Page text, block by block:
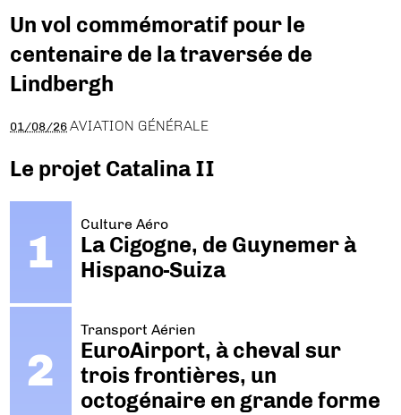
Un vol commémoratif pour le
centenaire de la traversée de
Lindbergh
01/08/26 AVIATION GÉNÉRALE
Le projet Catalina II
Culture Aéro
La Cigogne, de Guynemer à
Hispano-Suiza
Transport Aérien
EuroAirport, à cheval sur
trois frontières, un
octogénaire en grande forme